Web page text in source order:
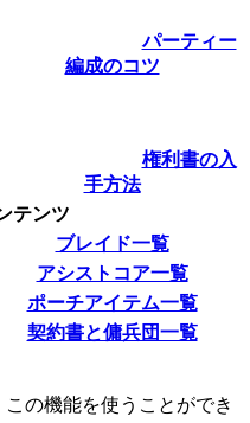
パーティー
編成のコツ
権利書の入
手方法
テンツ
ブレイド一覧
アシストコア一覧
ポーチアイテム一覧
契約書と傭兵団一覧
の機能を使うことができ